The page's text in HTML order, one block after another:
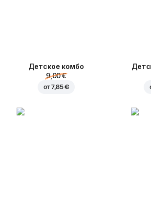
Детское комбо
9,00 €
от7,85 €